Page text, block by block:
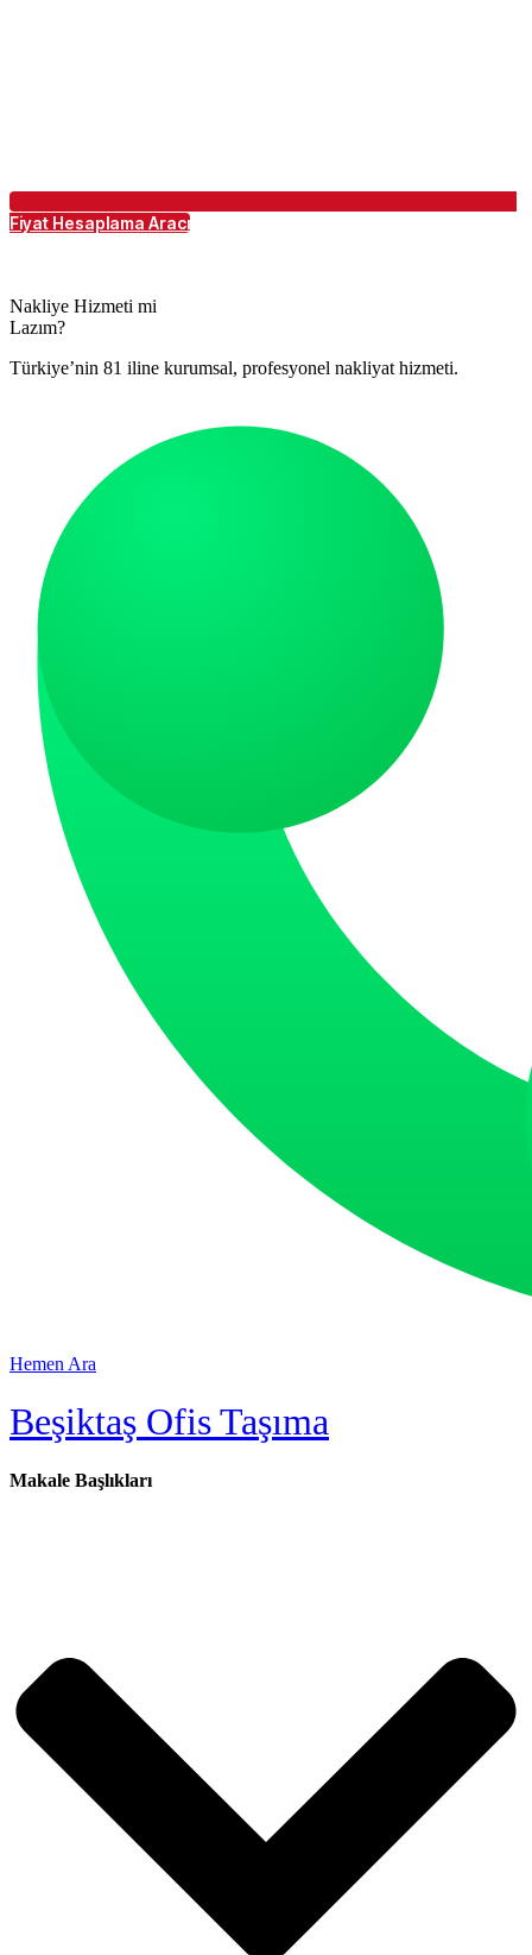
Fiyat Hesaplama Aracı
Nakliye Hizmeti mi
Lazım?
Türkiye’nin 81 iline kurumsal, profesyonel nakliyat hizmeti.
Hemen Ara
Beşiktaş Ofis Taşıma
Makale Başlıkları